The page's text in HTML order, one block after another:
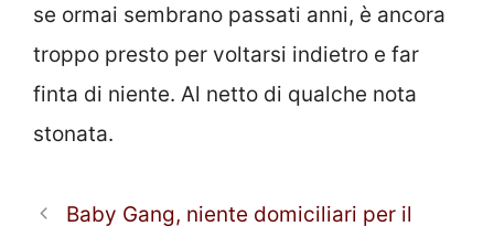
se ormai sembrano passati anni, è ancora
troppo presto per voltarsi indietro e far
finta di niente. Al netto di qualche nota
stonata.
Baby Gang, niente domiciliari per il